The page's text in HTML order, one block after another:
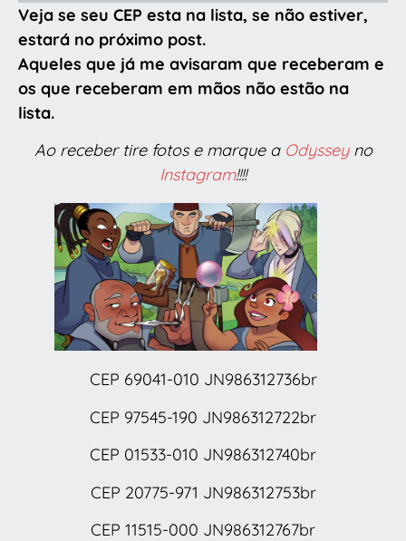
Veja se seu CEP esta na lista, se não estiver,
estará no próximo post.
Aqueles que já me avisaram que receberam e
os que receberam em mãos não estão na
lista.
Ao receber tire fotos e marque a Odysseyno
Instagram!!!!
CEP 69041-010 JN986312736br
CEP 97545-190 JN986312722br
CEP 01533-010 JN986312740br
CEP 20775-971 JN986312753br
CEP 11515-000 JN986312767br